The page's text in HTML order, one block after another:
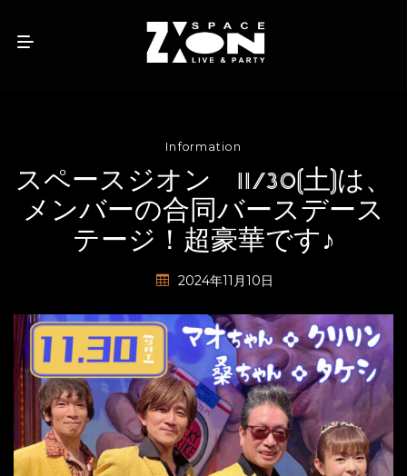
Information
スペースジオン 11/30(土)は、
メンバーの合同バースデース
テージ！超豪華です♪
2024年11月10日